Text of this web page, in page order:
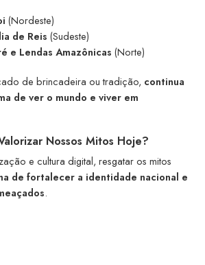
(Nordeste)
de Reis (Sudeste)
e Lendas Amazônicas (Norte)
de brincadeira ou tradição, continua
de ver o mundo e viver em
Nossos Mitos Hoje?
e cultura digital, resgatar os mitos
de fortalecer a identidade nacional e
.